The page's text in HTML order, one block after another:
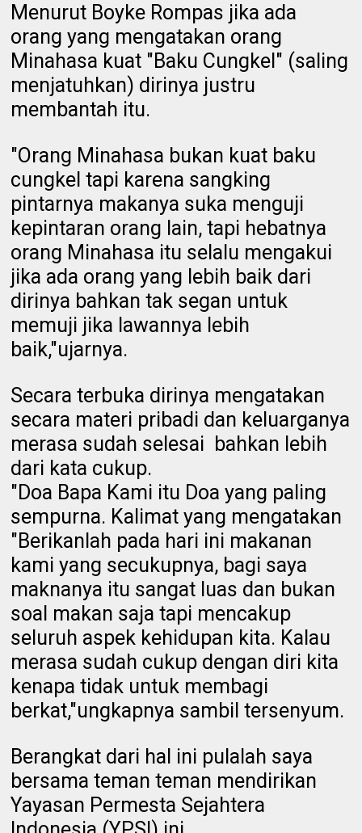
Menurut Boyke Rompas jika ada
orang yang mengatakan orang
Minahasa kuat "Baku Cungkel" (saling
menjatuhkan) dirinya justru
membantah itu.
"Orang Minahasa bukan kuat baku
cungkel tapi karena sangking
pintarnya makanya suka menguji
kepintaran orang lain, tapi hebatnya
orang Minahasa itu selalu mengakui
jika ada orang yang lebih baik dari
dirinya bahkan tak segan untuk
memuji jika lawannya lebih
baik,"ujarnya.
Secara terbuka dirinya mengatakan
secara materi pribadi dan keluarganya
merasa sudah selesai bahkan lebih
dari kata cukup.
"Doa Bapa Kami itu Doa yang paling
sempurna. Kalimat yang mengatakan
"Berikanlah pada hari ini makanan
kami yang secukupnya, bagi saya
maknanya itu sangat luas dan bukan
soal makan saja tapi mencakup
seluruh aspek kehidupan kita. Kalau
merasa sudah cukup dengan diri kita
kenapa tidak untuk membagi
berkat,"ungkapnya sambil tersenyum.
Berangkat dari hal ini pulalah saya
bersama teman teman mendirikan
Yayasan Permesta Sejahtera